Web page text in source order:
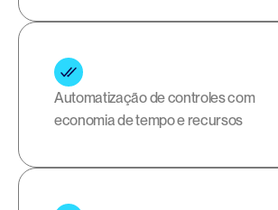
Automatização de controles com
economia de tempo e recursos